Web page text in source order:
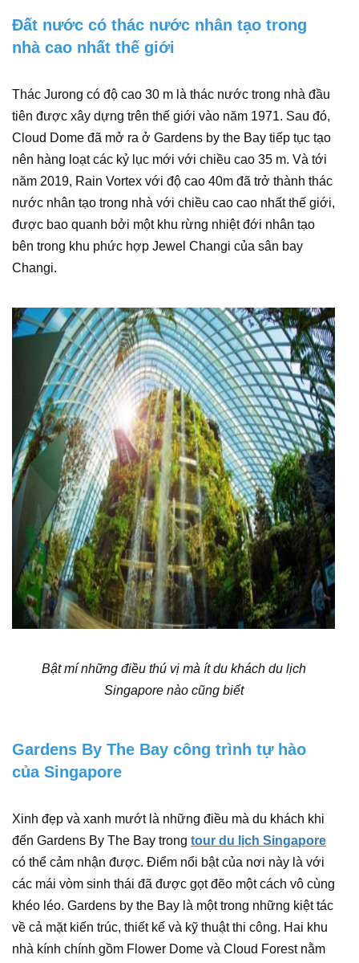
Đất nước có thác nước nhân tạo trong
nhà cao nhất thế giới
Thác Jurong có độ cao 30 m là thác nước trong nhà đầu
tiên được xây dựng trên thế giới vào năm 1971. Sau đó,
Cloud Dome đã mở ra ở Gardens by the Bay tiếp tục tạo
nên hàng loạt các kỷ lục mới với chiều cao 35 m. Và tới
năm 2019, Rain Vortex với độ cao 40m đã trở thành thác
nước nhân tạo trong nhà với chiều cao cao nhất thế giới,
được bao quanh bởi một khu rừng nhiệt đới nhân tạo
bên trong khu phức hợp Jewel Changi của sân bay
Changi.
Bật mí những điều thú vị mà ít du khách du lịch
Singapore nào cũng biết
Gardens By The Bay công trình tự hào
của Singapore
Xinh đẹp và xanh mướt là những điều mà du khách khi
đến Gardens By The Bay trong tour du lịch Singapore
có thể cảm nhận được. Điểm nổi bật của nơi này là với
các mái vòm sinh thái đã được gọt đẽo một cách vô cùng
khéo léo. Gardens by the Bay là một trong những kiệt tác
về cả mặt kiến trúc, thiết kế và kỹ thuật thi công. Hai khu
nhà kính chính gồm Flower Dome và Cloud Forest nằm